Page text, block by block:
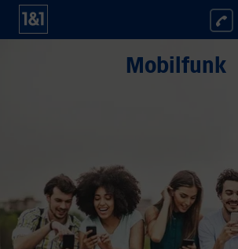
Mobilfunk